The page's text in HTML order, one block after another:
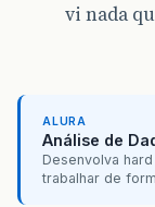
vi nada
ALURA
Análise de
Desenvolva
trabalhar de